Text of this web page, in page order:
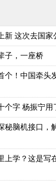
新 这次去国家
子，一座桥
个！中国牵头
个字 杨振宁用
秘脑机接口，
上学？这是写